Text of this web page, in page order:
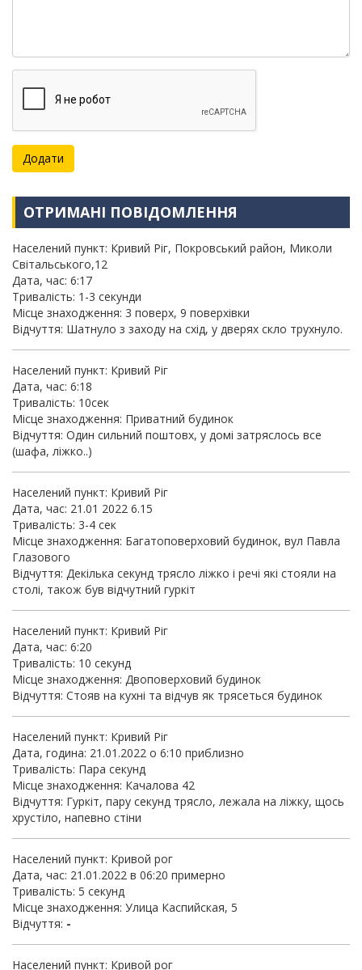
ОТРИМАНІ ПОВІДОМЛЕННЯ
Населений пункт: Кривий Ріг, Покровський район, Миколи
Світальського,12
Дата, час: 6:17
Тривалість: 1-3 секунди
Місце знаходження: 3 поверх, 9 поверхівки
Відчуття: Шатнуло з заходу на схід, у дверях скло трухнуло.
Населений пункт: Кривий Ріг
Дата, час: 6:18
Тривалість: 10сек
Місце знаходження: Приватний будинок
Відчуття: Один сильний поштовх, у домі затряслось все
(шафа, ліжко..)
Населений пункт: Кривий Ріг
Дата, час: 21.01 2022 6.15
Тривалість: 3-4 сек
Місце знаходження: Багатоповерховий будинок, вул Павла
Глазового
Відчуття: Декілька секунд трясло ліжко і речі які стояли на
столі, також був відчутний гуркіт
Населений пункт: Кривий Ріг
Дата, час: 6:20
Тривалість: 10 секунд
Місце знаходження: Двоповерховий будинок
Відчуття: Стояв на кухні та відчув як трясеться будинок
Населений пункт: Кривий Ріг
Дата, година: 21.01.2022 о 6:10 приблизно
Тривалість: Пара секунд
Місце знаходження: Качалова 42
Відчуття: Гуркіт, пару секунд трясло, лежала на ліжку, щось
хрустіло, напевно стіни
Населений пункт: Кривой рог
Дата, час: 21.01.2022 в 06:20 примерно
Тривалість: 5 секунд
Місце знаходження: Улица Каспийская, 5
Відчуття: -
Населений пункт: Кривой рог